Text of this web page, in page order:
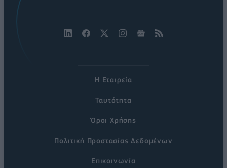
Η Εταιρεία
Ταυτότητα
Όροι Χρήσης
Πολιτική Προστασίας Δεδομένων
Επικοινωνία